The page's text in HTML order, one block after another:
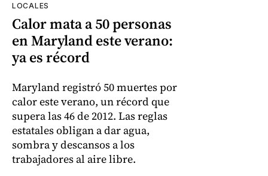
LOCALES
Calor mata a 50 personas
en Maryland este verano:
ya es récord
Maryland registró 50 muertes por
calor este verano, un récord que
supera las 46 de 2012. Las reglas
estatales obligan a dar agua,
sombra y descansos a los
trabajadores al aire libre.